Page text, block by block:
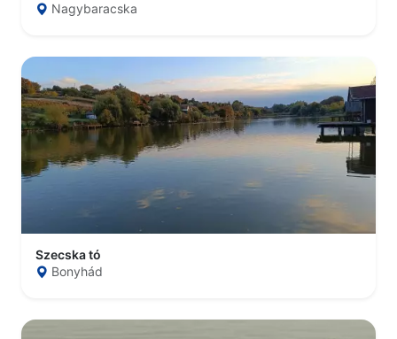
Nagybaracska
Szecska tó
Bonyhád